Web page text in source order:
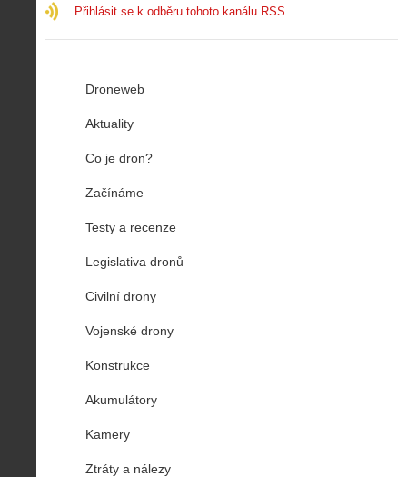
Přihlásit se k odběru tohoto kanálu RSS
Droneweb
Aktuality
Co je dron?
Začínáme
Testy a recenze
Legislativa dronů
Civilní drony
Vojenské drony
Konstrukce
Akumulátory
Kamery
Ztráty a nálezy